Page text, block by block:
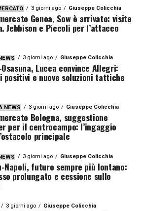
3 giorni ago Giuseppe Colicchia
Genoa, Sow è arrivato: visite
Jebbison e Piccoli per l’attacco
3 giorni ago Giuseppe Colicchia
Lucca convince Allegri:
positivi e nuove soluzioni tattiche
NEWS 3 giorni ago Giuseppe Colicchia
Bologna, suggestione
per il centrocampo: l’ingaggio
principale
3 giorni ago Giuseppe Colicchia
Napoli, futuro sempre più lontano:
prolungato e cessione sullo
3 giorni ago Giuseppe Colicchia